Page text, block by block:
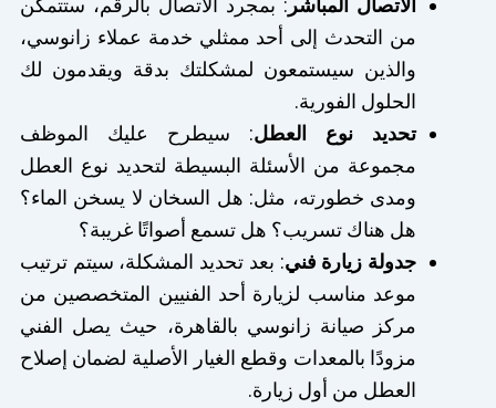
من التحدث إلى أحد ممثلي خدمة عملاء زانوسي،
والذين سيستمعون لمشكلتك بدقة ويقدمون لك
الحلول الفورية.
تحديد نوع العطل: سيطرح عليك الموظف
مجموعة من الأسئلة البسيطة لتحديد نوع العطل
ومدى خطورته، مثل: هل السخان لا يسخن الماء؟
هل هناك تسريب؟ هل تسمع أصواتًا غريبة؟
جدولة زيارة فني: بعد تحديد المشكلة، سيتم ترتيب
موعد مناسب لزيارة أحد الفنيين المتخصصين من
مركز صيانة زانوسي بالقاهرة، حيث يصل الفني
مزودًا بالمعدات وقطع الغيار الأصلية لضمان إصلاح
العطل من أول زيارة.